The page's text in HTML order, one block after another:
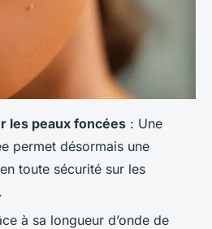
les peaux foncées : Une
permet désormais une
toute sécurité sur les
à sa longueur d’onde de